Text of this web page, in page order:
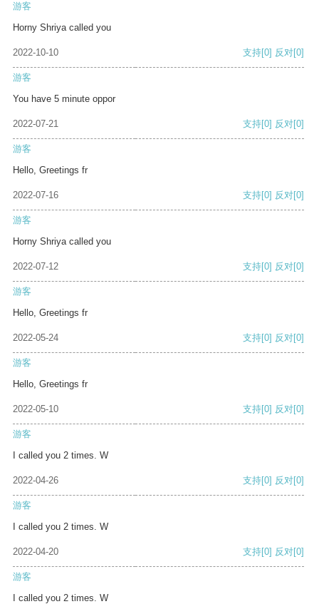
游客
Horny Shriya called you
2022-10-10 支持[0] 反对[0]
游客
You have 5 minute oppor
2022-07-21 支持[0] 反对[0]
游客
Hello, Greetings fr
2022-07-16 支持[0] 反对[0]
游客
Horny Shriya called you
2022-07-12 支持[0] 反对[0]
游客
Hello, Greetings fr
2022-05-24 支持[0] 反对[0]
游客
Hello, Greetings fr
2022-05-10 支持[0] 反对[0]
游客
I called you 2 times. W
2022-04-26 支持[0] 反对[0]
游客
I called you 2 times. W
2022-04-20 支持[0] 反对[0]
游客
I called you 2 times. W